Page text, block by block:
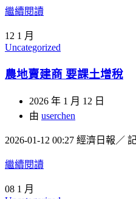
繼續閱讀
12 1 月
Uncategorized
農地賣建商 要課土增稅
2026 年 1 月 12 日
由 userchen
2026-01-12 00:27 經濟日報／
繼續閱讀
08 1 月